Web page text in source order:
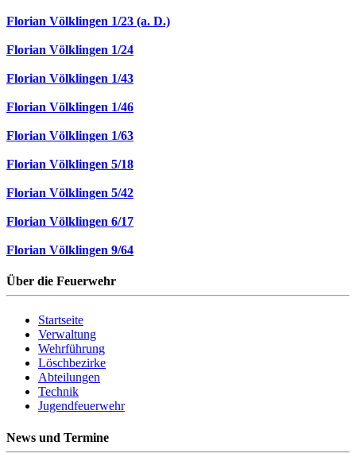
Florian Völklingen 1/23 (a. D.)
Florian Völklingen 1/24
Florian Völklingen 1/43
Florian Völklingen 1/46
Florian Völklingen 1/63
Florian Völklingen 5/18
Florian Völklingen 5/42
Florian Völklingen 6/17
Florian Völklingen 9/64
Über die Feuerwehr
Startseite
Verwaltung
Wehrführung
Löschbezirke
Abteilungen
Technik
Jugendfeuerwehr
News und Termine